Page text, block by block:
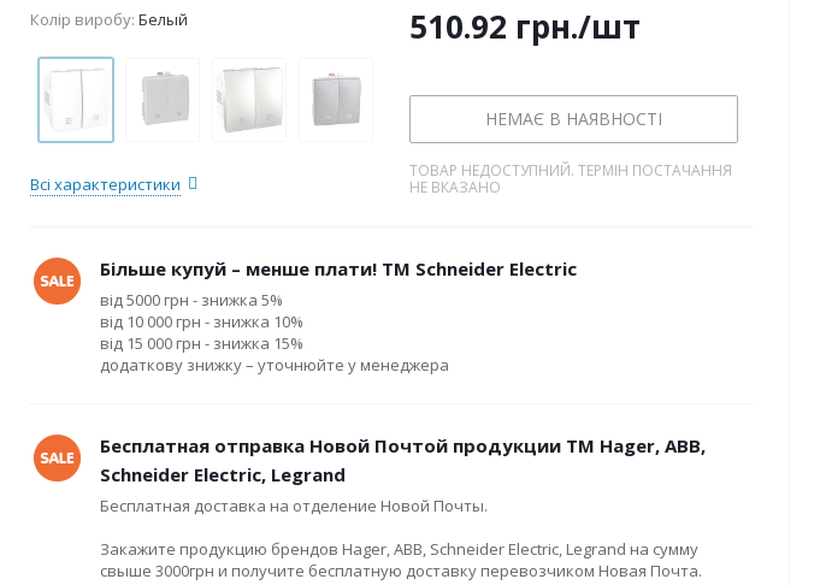
Колір виробу: Белый
Всі характеристики
510.92 грн./шт
НЕМАЄ В НАЯВНОСТІ
ТОВАР НЕДОСТУПНИЙ. ТЕРМІН ПОСТАЧАННЯ
НЕ ВКАЗАНО
Більше купуй – менше плати! ТМ Schneider Electric
від 5000 грн - знижка 5%
від 10 000 грн - знижка 10%
від 15 000 грн - знижка 15%
додаткову знижку – уточнюйте у менеджера
Бесплатная отправка Новой Почтой продукции ТМ Hager, ABB,
Schneider Electric, Legrand
Бесплатная доставка на отделение Новой Почты.
Закажите продукцию брендов Hager, ABB, Schneider Electric, Legrand на сумму
свыше 3000грн и получите бесплатную доставку перевозчиком Новая Почта.